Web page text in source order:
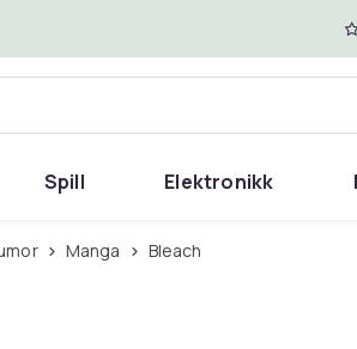
Spill Elektronikk
Manga Bleach